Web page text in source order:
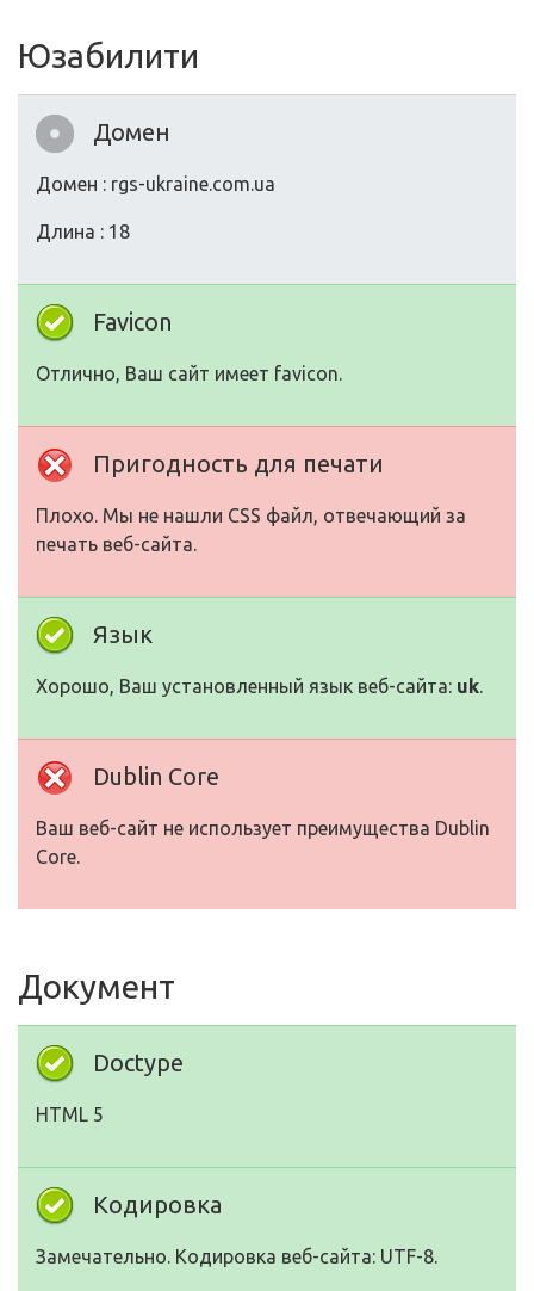
Юзабилити
Домен
Домен : rgs-ukraine.com.ua
Длина : 18
Favicon
Отлично, Ваш сайт имеет favicon.
Пригодность для печати
Плохо. Мы не нашли CSS файл, отвечающий за
печать веб-сайта.
Язык
Хорошо, Ваш установленный язык веб-сайта: uk.
Dublin Core
Ваш веб-сайт не использует преимущества Dublin
Core.
Документ
Doctype
HTML 5
Кодировка
Замечательно. Кодировка веб-сайта: UTF-8.